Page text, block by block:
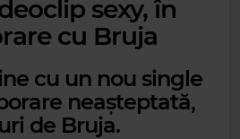
sexy, în
cu Bruja
cu un nou single
neașteptată,
de Bruja.